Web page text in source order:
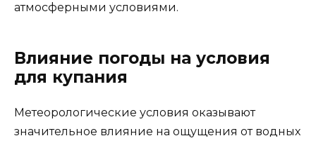
атмосферными условиями.
Влияние погоды на условия
для купания
Метеорологические условия оказывают
значительное влияние на ощущения от водных